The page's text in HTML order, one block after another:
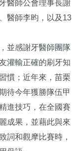
醫師公會理事長謝
醫師李昀，以及13
並感謝牙醫師團隊
灌輸正確的刷牙知
慣；近年來，苗栗
待今年獲勝隊伍甲
進技巧，在全國賽
成果，並藉此與來
詞和觀摩比賽時，